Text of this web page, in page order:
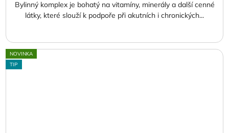
Bylinný komplex je bohatý na vitamíny, minerály a další cenné
látky, které slouží k podpoře při akutních i chronických...
NOVINKA
TIP